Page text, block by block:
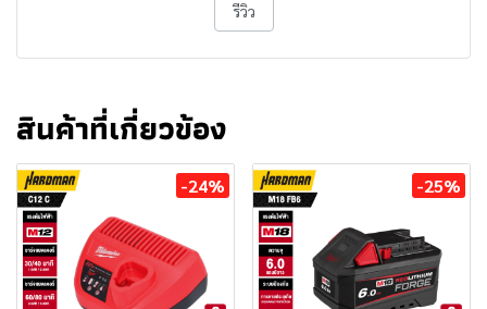
รีวิว
สินค้าที่เกี่ยวข้อง
-24% -25%